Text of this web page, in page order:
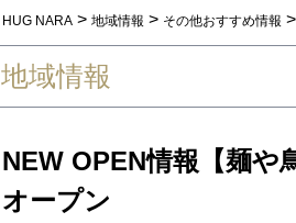
HUG NARA > 地域情報 > その他おすすめ情報 >
地域情報
NEW OPEN情報【麺や
オープン